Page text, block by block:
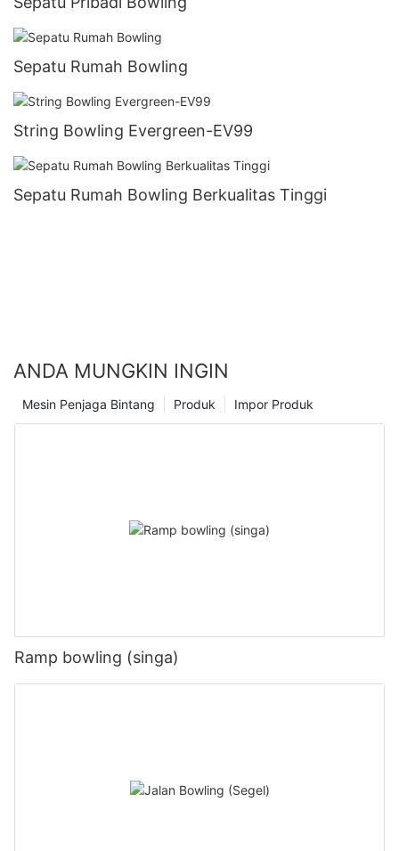
Sepatu Rumah Bowling
String Bowling Evergreen-EV99
Sepatu Rumah Bowling Berkualitas Tinggi
ANDA MUNGKIN INGIN
Impor Produk
Produk
Mesin Penjaga Bintang
Ramp bowling (singa)